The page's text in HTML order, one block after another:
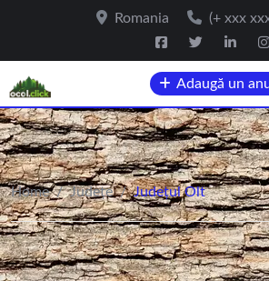
Romania (+ xxx
Adaugă un
Home / Județe / Județul Olt